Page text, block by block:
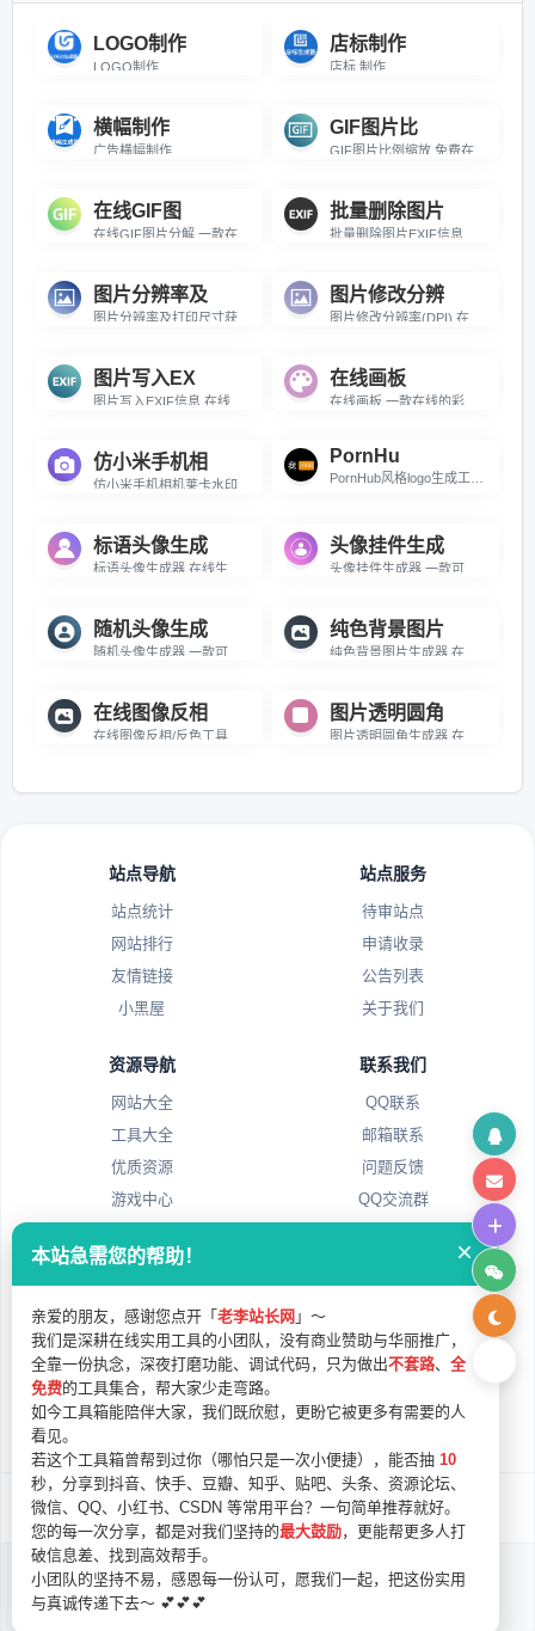
LOGO制作
LOGO制作
店标制作
店标 制作
横幅制作
广告横幅制作
GIF图片比
GIF图片比例缩放 免费在线对GIF图片进行比例缩放
在线GIF图
在线GIF图片分解 一款在线对GIF图片进行分解的工具
批量删除图片
图片分辨率及
图片分辨率及打印尺寸获取 在线批量获取图片的分辨率及打印尺寸
图片修改分辨
图片修改分辨率(DPI) 在线批量修改图片的分辨率(DPI)
图片写入EX
图片写入EXIF信息 在线批量向图片中写入EXIF信息
在线画板
在线画板 一款在线的彩色绘画工具
仿小米手机相 PornHu
标语头像生成 头像挂件生成
头像挂件生成器 一款可以生成圣诞头像,节日头像,国旗头像的在线小工具
随机头像生成
随机头像生成器 一款可以生成随机头像的在线小工具
纯色背景图片
纯色背景图片生成器 在线生成纯色背景的图片小工具
在线图像反相 图片透明圆角
图片透明圆角生成器 在线给图片添加透明的圆角效果。
本站急需您的帮助！
亲爱的朋友，感谢您点开「 老李站长网 」～
我们是深耕在线实用工具的小团队，没有商业赞助与华丽推广，
全靠一份执念，深夜打磨功能、调试代码，只为做出不套路、 全
免费的工具集合，帮大家少走弯路。
如今工具箱能陪伴大家，我们既欣慰，更盼它被更多有需要的人
看见。
若这个工具箱曾帮到过你（哪怕只是一次小便捷），能否抽 10
秒，分享到抖音、快手、豆瓣、知乎、贴吧、头条、资源论坛、
微信、QQ、小红书、CSDN 等常用平台？一句简单推荐就好。
您的每一次分享，都是对我们坚持的最大鼓励，更能帮更多人打
破信息差、找到高效帮手。
小团队的坚持不易，感恩每一份认可，愿我们一起，把这份实用
与真诚传递下去～ 💕💕💕
站点导航
站点统计
网站排行
友情链接
小黑屋
站点服务
待审站点
申请收录
公告列表
关于我们
资源导航
网站大全
工具大全
优质资源
游戏中心
联系我们
QQ联系
邮箱联系
问题反馈
QQ交流群
服务时间
周一至周日
9:00 - 24:00
全年无休 · 极速响应
获取专属服务
版权信息网站声明隐私政策使用协议免责声明
Copyright &copy; 2026 老李网站管理系统v4.0. All Rights Reserved.. 保留所有权利